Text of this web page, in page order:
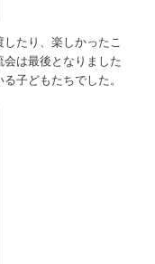
たり、楽しかったこ
は最後となりました
子どもたちでした。